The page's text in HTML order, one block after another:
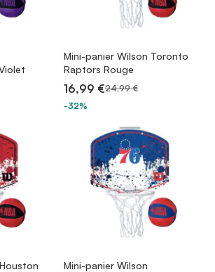
Mini-panier Wilson Toronto
Raptors Rouge
16,99 €24,99 €
-32%
Mini-panier Wilson